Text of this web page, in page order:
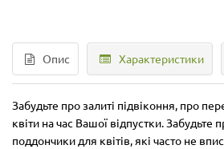
Опис Характеристики
Забудьте про залиті підвіконня, про
квіти на час Вашої відпустки. Забудьте
поддончики для квітів, які часто не